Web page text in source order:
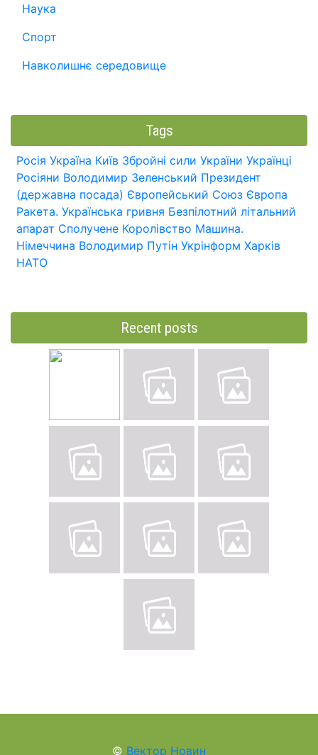
Наука
Спорт
Навколишнє середовище
Tags
Росія Україна Київ Збройні сили України Українці
Росіяни Володимир Зеленський Президент
(державна посада) Європейський Союз Європа
Ракета. Українська гривня Безпілотний літальний
апарат Сполучене Королівство Машина.
Німеччина Володимир Путін Укрінформ Харків
НАТО
Recent posts
© Вектор Новин